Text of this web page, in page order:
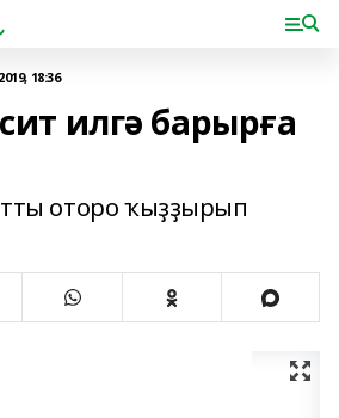
18:36
илгә барырға
оторо ҡыҙҙырып